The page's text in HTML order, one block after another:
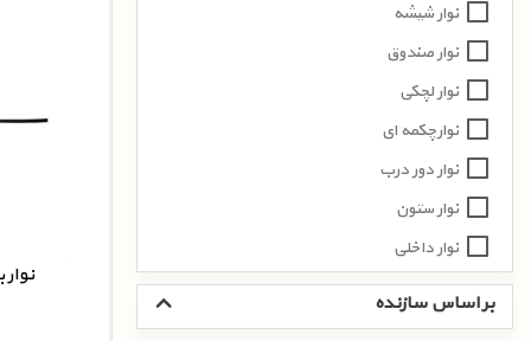
نوار شیشه
نوار صندوق
نوار لچکی
نوارچکمه ای
نوار دور درب
نوار ستون
نوار داخلی
نوار بیرونی
نوار ماهوتی
بر اساس سازنده